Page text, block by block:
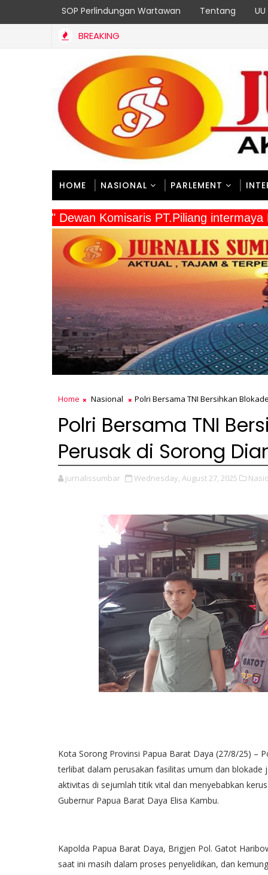
SOP Perlindungan Wartawan Tentang
BREAKING
HOME NASIONAL PARLEMENT
" Dewan Komisaris PT.Piliang
Home Nasional Polri Bersama TNI Bersihkan
Polri Bersama TNI
Perusak di Sorong
jurnalissumbar Wednesday, August 27, 2025
Kota Sorong Provinsi Papua Barat Daya (27/8/25) –
terlibat dalam perusakan fasilitas umum dan blokade
aktivitas di sejumlah titik vital dan menyebabkan
Gubernur Papua Barat Daya Elisa Kambu.
Kapolda Papua Barat Daya, Brigjen Pol. Gatot
saat ini masih dalam proses penyelidikan, dan